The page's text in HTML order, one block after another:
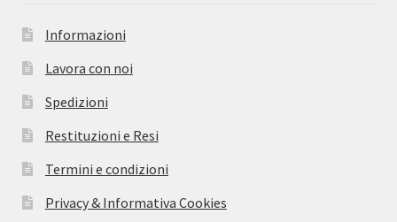
Informazioni
Lavora con noi
Spedizioni
Restituzioni e Resi
Termini e condizioni
Privacy & Informativa Cookies